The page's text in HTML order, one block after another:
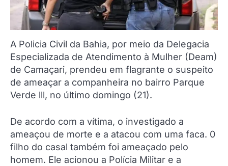
A Policia Civil da Bahia, por meio da Delegacia
Especializada de Atendimento à Mulher (Deam)
de Camaçari, prendeu em flagrante o suspeito
de ameaçar a companheira no bairro Parque
Verde lll, no último domingo (21).
De acordo com a vítima, o investigado a
ameaçou de morte e a atacou com uma faca. 0
filho do casal também foi ameaçado pelo
homem. Ele acionou a Polícia Militar e a